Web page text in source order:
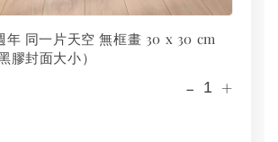
年 同一片天空 無框畫 30 x 30 cm
膠封面大小）
- +